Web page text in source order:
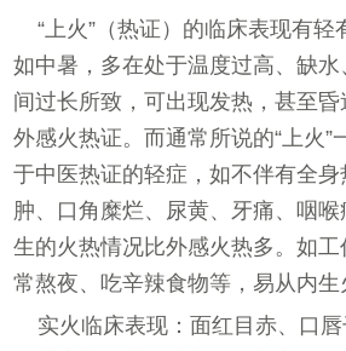
“上火”（热证）的临床表现有轻
如中暑，多在处于温度过高、缺
间过长所致，可出现发热，甚至
外感火热证。而通常所说的“上火”
于中医热证的轻症，如不伴有全
肿、口角糜烂、尿黄、牙痛、咽
生的火热情况比外感火热多。如
常熬夜、吃辛辣食物等，易从内生
实火临床表现：面红目赤、口唇